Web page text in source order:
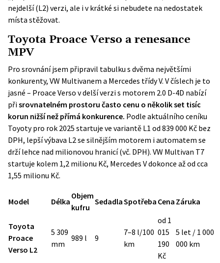
nejdelší (L2) verzi, ale i v krátké si nebudete na nedostatek
místa stěžovat.
Toyota Proace Verso a renesance
MPV
Pro srovnání jsem připravil tabulku s dvěma největšími
konkurenty, VW Multivanem a Mercedes třídy V. V číslech je to
jasné – Proace Verso v delší verzi s motorem 2.0 D-4D nabízí
přisrovnatelném prostoru často cenu o několik set tisíc
korun nižší než přímá konkurence. Podle aktuálního ceníku
Toyoty pro rok 2025 startuje ve variantě L1 od 839 000 Kč bez
DPH, lepší výbava L2 se silnějším motorem i automatem se
drží lehce nad milionovou hranicí (vč. DPH). VW Multivan T7
startuje kolem 1,2 milionu Kč, Mercedes V dokonce až od cca
1,55 milionu Kč.
Model Délka
Objem
kufru
SedadlaSpotřeba Cena Záruka
Toyota
Proace
Verso L2
5 309
mm
989 l 9
7–8 l/100
km
od 1
015
190
Kč
5 let / 1 000
000 km